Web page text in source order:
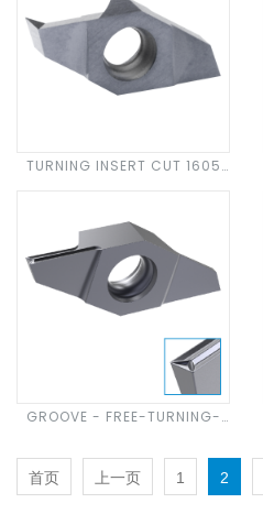
TURNING INSERT CUT 1605
GROOVE - FREE-TURNING-
首页 上一页 1 2